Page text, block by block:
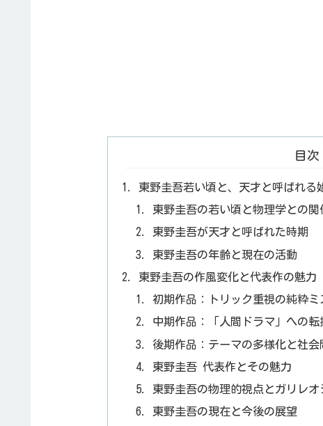
目次
東野圭吾若い頃と、天才と呼ばれる
東野圭吾の若い頃と物理学との関
東野圭吾が天才と呼ばれた時期
東野圭吾の年齢と現在の活動
東野圭吾の作風変化と代表作の魅力
初期作品：トリック重視の純粋ミ
中期作品：「人間ドラマ」への転
後期作品：テーマの多様化と社会
東野圭吾 代表作とその魅力
東野圭吾の物理的視点とガリレオ
東野圭吾の現在と今後の展望